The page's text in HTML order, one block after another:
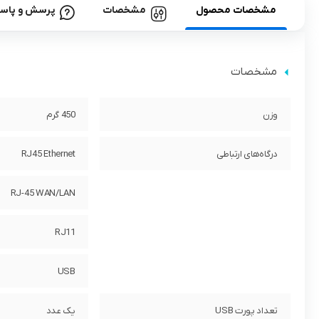
مشخصات محصول مشخصات پرسش و
مشخصات
وزن 450 گرم
درگاه‌های ارتباطی RJ45 Ethernet
RJ-45 WAN/LAN
RJ11
USB
تعداد پورت USB یک عدد